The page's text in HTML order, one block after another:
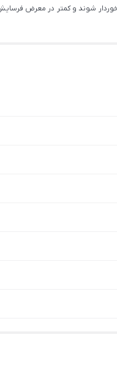
شوند و کمتر در معرض فرسایش